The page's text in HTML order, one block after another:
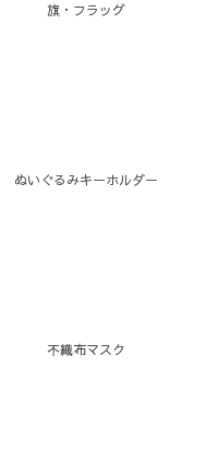
旗・フラッグ
ぬいぐるみキーホルダー
不織布マスク